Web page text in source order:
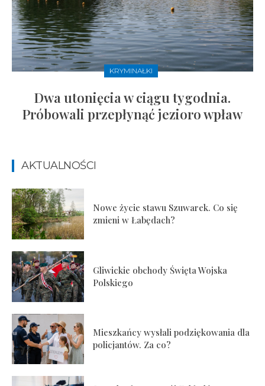
KRYMINAŁKI
Dwa utonięcia w ciągu tygodnia.
Próbowali przepłynąć jezioro wpław
AKTUALNOŚCI
Nowe życie stawu Szuwarek. Co się
zmieni w Łabędach?
Gliwickie obchody Święta Wojska
Polskiego
Mieszkańcy wysłali podziękowania dla
policjantów. Za co?